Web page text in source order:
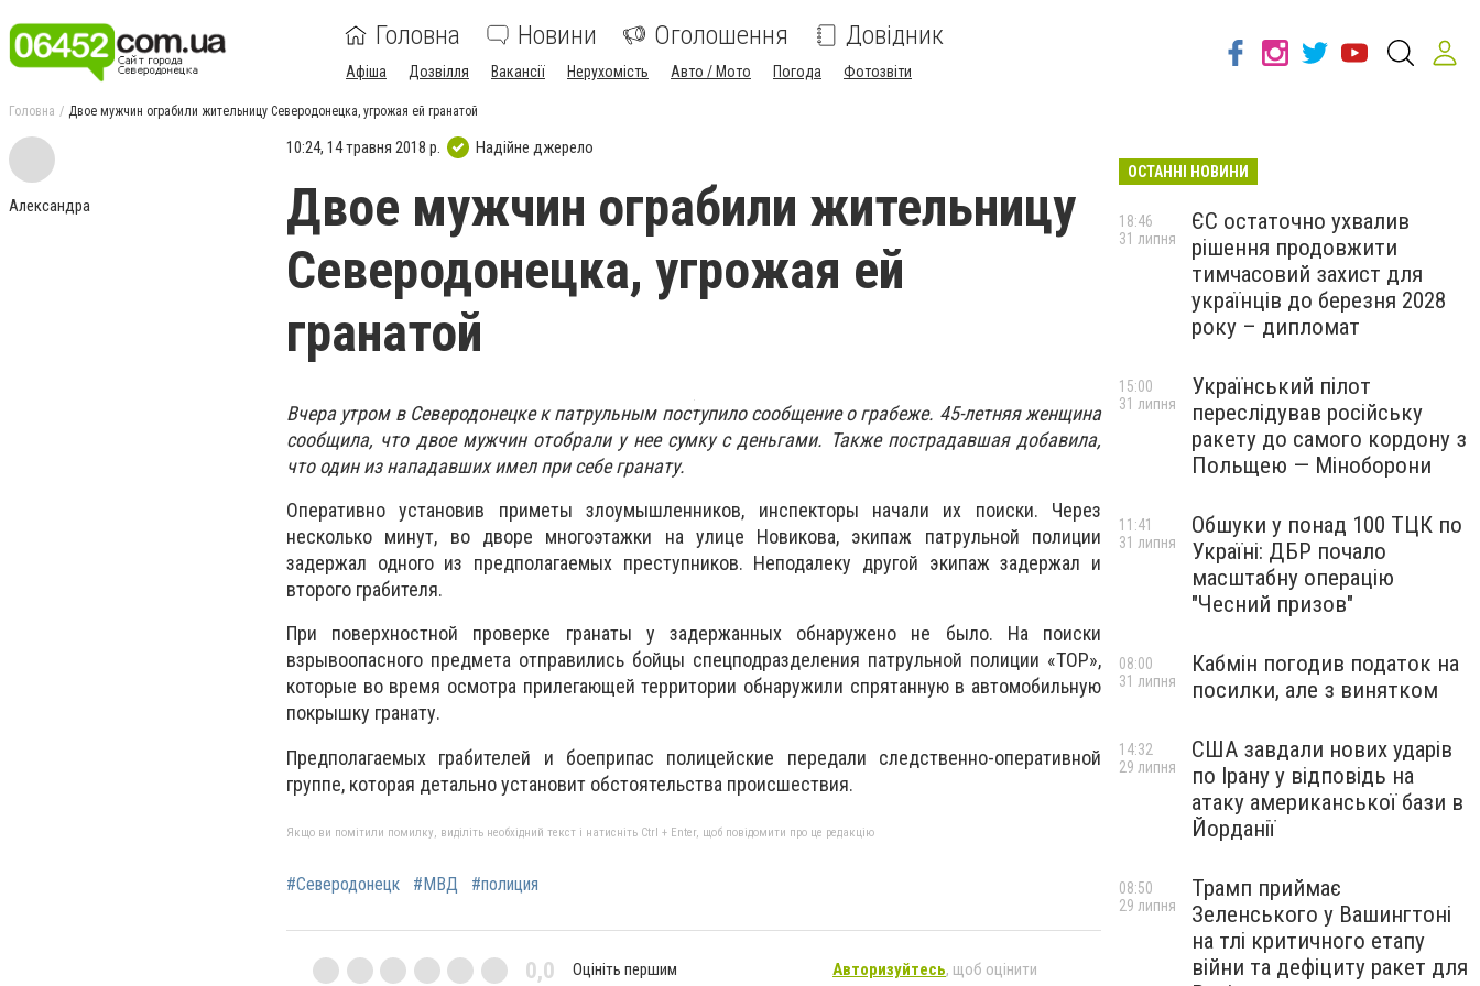
Головна Новини Оголошення Довідник
Афіша Дозвілля Вакансії Нерухомість Авто / Мото Погода Фотозвіти
Головна Двое мужчин ограбили жительницу Северодонецка, угрожая ей гранатой
Александра
10:24, 14 травня 2018 р. Надійне джерело
Двое мужчин ограбили жительницу
Северодонецка, угрожая ей
гранатой
Вчера утром в Северодонецке к патрульным поступило сообщение о грабеже. 45-летняя женщина
сообщила, что двое мужчин отобрали у нее сумку с деньгами. Также пострадавшая добавила,
что один из нападавших имел при себе гранату.
Оперативно установив приметы злоумышленников, инспекторы начали их поиски. Через
несколько минут, во дворе многоэтажки на улице Новикова, экипаж патрульной полиции
задержал одного из предполагаемых преступников. Неподалеку другой экипаж задержал и
второго грабителя.
При поверхностной проверке гранаты у задержанных обнаружено не было. На поиски
взрывоопасного предмета отправились бойцы спецподразделения патрульной полиции «ТОР»,
которые во время осмотра прилегающей территории обнаружили спрятанную в автомобильную
покрышку гранату.
Предполагаемых грабителей и боеприпас полицейские передали следственно-оперативной
группе, которая детально установит обстоятельства происшествия.
Якщо ви помітили помилку, виділіть необхідний текст і натисніть Ctrl + Enter, щоб повідомити про це редакцію
#Северодонецк #МВД #полиция
0,0 Оцініть першим Авторизуйтесь, щоб оцінити
ОСТАННІ НОВИНИ
ЄС остаточно ухвалив
рішення продовжити
тимчасовий захист для
українців до березня 2028
року – дипломат
18:46
31 липня
Український пілот
переслідував російську
ракету до самого кордону з
Польщею — Міноборони
15:00
31 липня
Обшуки у понад 100 ТЦК по
Україні: ДБР почало
масштабну операцію
"Чесний призов"
11:41
31 липня
Кабмін погодив податок на
посилки, але з винятком
08:00
31 липня
США завдали нових ударів
по Ірану у відповідь на
атаку американської бази в
Йорданії
14:32
29 липня
Трамп приймає
Зеленського у Вашингтоні
на тлі критичного етапу
війни та дефіциту ракет для
08:50
29 липня